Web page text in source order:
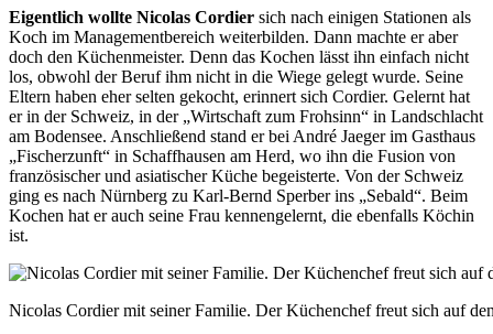
Eigentlich wollte Nicolas Cordier sich nach einigen Stationen als
Koch im Managementbereich weiterbilden. Dann machte er aber
doch den Küchenmeister. Denn das Kochen lässt ihn einfach nicht
los, obwohl der Berufihm nicht in die Wiege gelegt wurde. Seine
Eltern haben eherselten gekocht, erinnert sich Cordier. Gelernt hat
er in der Schweiz, in der „Wirtschaft zum Frohsinn“ in Landschlacht
am Bodensee. Anschließend stand erbei André Jaeger im Gasthaus
„Fischerzunft“ in Schaffhausen am Herd, wo ihn die Fusion von
französischer und asiatischer Küche begeisterte. Von der Schweiz
ging es nach Nürnberg zu Karl-Bernd Sperber ins „Sebald“. Beim
Kochen hat er auch seine Frau kennengelernt, die ebenfalls Köchin
ist.
Nicolas Cordier mit seiner Familie. Der Küchenchef freut sich auf